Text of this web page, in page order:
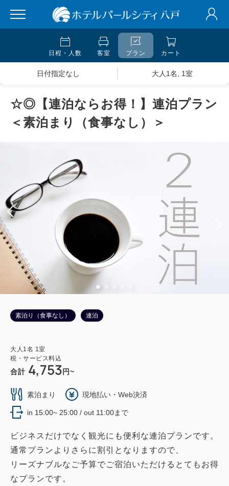
日程・人数 客室 プラン カート
日付指定なし 大人1名, 1室
☆◎【連泊ならお得！】連泊プラン
＜素泊まり（食事なし）＞
素泊り（食事なし） 連泊
大人 1名 1室
税・サービス料込
合計 4,753 円~
素泊まり 現地払い・Web決済
in 15:00~ 25:00 / out 11:00まで
ビジネスだけでなく観光にも便利な連泊プランです。
通常プランよりさらに割引となりますので、
リーズナブルなご予算でご宿泊いただけるとてもお得
なプランです。